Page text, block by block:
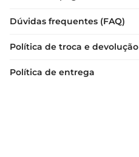
Dúvidas frequentes (FAQ)
Política de troca e devolução
Política de entrega